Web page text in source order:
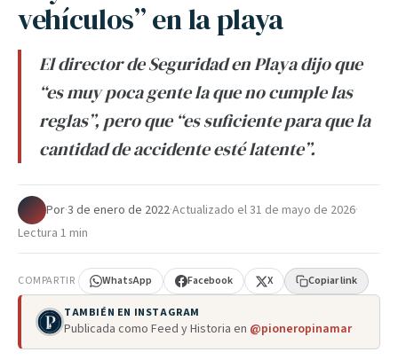
vehículos” en la playa
El director de Seguridad en Playa dijo que
“es muy poca gente la que no cumple las
reglas”, pero que “es suficiente para que la
cantidad de accidente esté latente”.
Por·3 de enero de 2022·Actualizado el31 de mayo de 2026·
Lectura 1 min
COMPARTIR WhatsApp Facebook X Copiar link
TAMBIÉN EN INSTAGRAM
Publicada como Feed y Historia en @pioneropinamar